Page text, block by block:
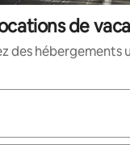
de
des hébergements
s'affichent, utilisez